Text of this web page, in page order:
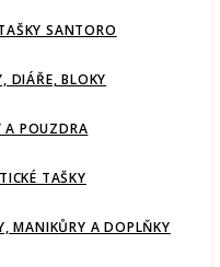
SANTORO
DIÁŘE, BLOKY
A POUZDRA
TAŠKY
MANIKŮRY A DOPLŇKY